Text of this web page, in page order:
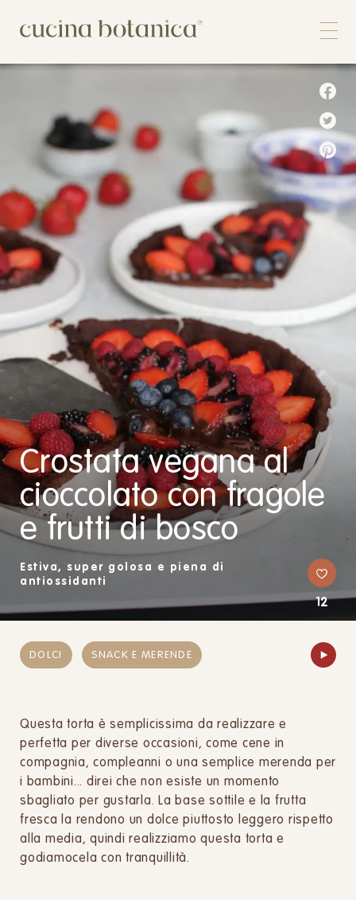
Shop
Contatti
Crostata vegana al
cioccolato con fragole
e frutti di bosco
Estiva, super golosa e piena di
antiossidanti
12
DOLCI SNACK E MERENDE
Questa torta è semplicissima da realizzare e
perfetta per diverse occasioni, come cene in
compagnia, compleanni o una semplice merenda per
i bambini... direi che non esiste un momento
sbagliato per gustarla. La base sottile e la frutta
fresca la rendono un dolce piuttosto leggero rispetto
alla media, quindi realizziamo questa torta e
godiamocela con tranquillità.